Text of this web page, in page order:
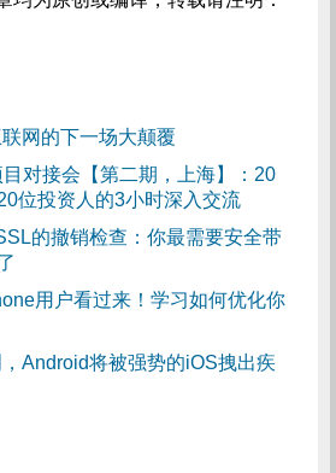
网的下一场大颠覆
对接会【第二期，上海】：20
位投资人的3小时深入交流
的撤销检查：你最需要安全带
用户看过来！学习如何优化你
Android将被强势的iOS拽出疾